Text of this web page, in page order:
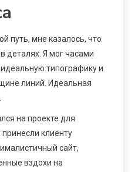
путь, мне казалось, что
деталях. Я мог часами
типографику и
линий. Идеальная
на проекте для
клиенту
сайт,
вздохи на